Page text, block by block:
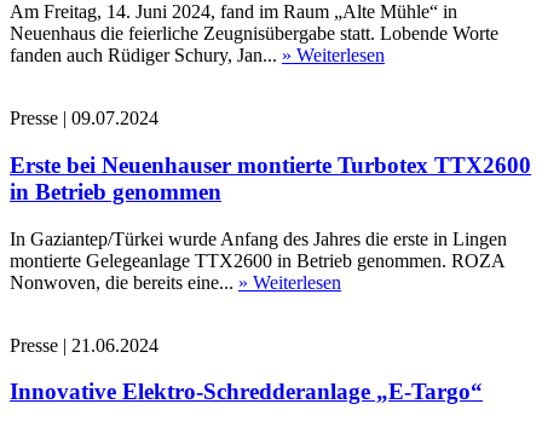
Am Freitag, 14. Juni 2024, fand im Raum „Alte Mühle“ in
Neuenhaus die feierliche Zeugnisübergabe statt. Lobende Worte
fanden auch Rüdiger Schury, Jan... » Weiterlesen
Presse | 09.07.2024
Erste bei Neuenhauser montierte Turbotex TTX2600
in Betrieb genommen
In Gaziantep/Türkei wurde Anfang des Jahres die erste in Lingen
montierte Gelegeanlage TTX2600 in Betrieb genommen. ROZA
Nonwoven, die bereits eine... » Weiterlesen
Presse | 21.06.2024
Innovative Elektro-Schredderanlage „E-Targo“